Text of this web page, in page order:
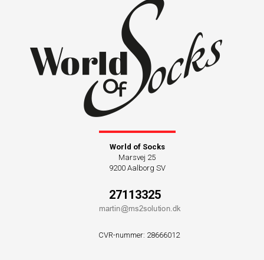
World of Socks
Marsvej 25
9200 Aalborg SV
27113325
CVR-nummer: 28666012